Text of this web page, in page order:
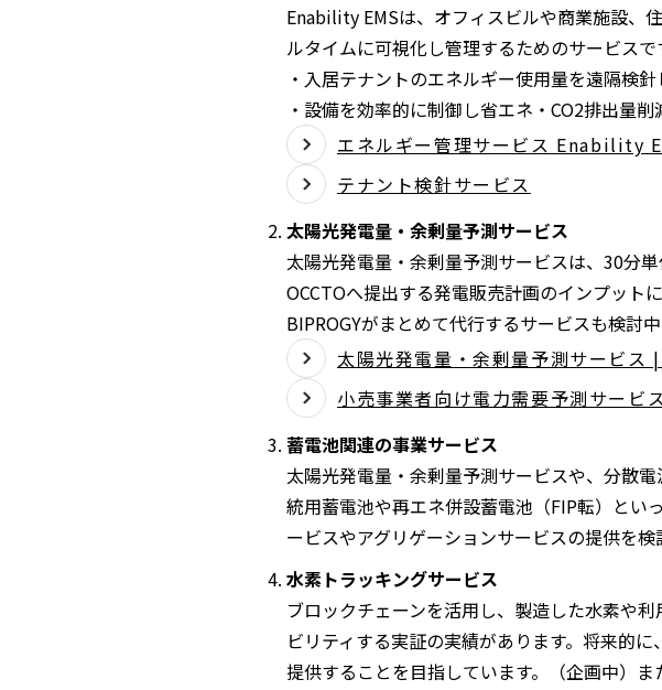
Enability EMSは、オフィスビルや商業施設、
ルタイムに可視化し管理するためのサービス
・入居テナントのエネルギー使用量を遠隔検
・設備を効率的に制御し省エネ・CO2排出量
エネルギー管理サービス Enability
テナント検針サービス
太陽光発電量・余剰量予測サービス
太陽光発電量・余剰量予測サービスは、30分
OCCTOへ提出する発電販売計画のインプット
BIPROGYがまとめて代行するサービスも検討中
太陽光発電量・余剰量予測サービス
小売事業者向け電力需要予測サービ
蓄電池関連の事業サービス
太陽光発電量・余剰量予測サービスや、分散
統用蓄電池や再エネ併設蓄電池（FIP転）とい
ービスやアグリゲーションサービスの提供を検
水素トラッキングサービス
ブロックチェーンを活用し、製造した水素や
ビリティする実証の実績があります。将来的
提供することを目指しています。（企画中）